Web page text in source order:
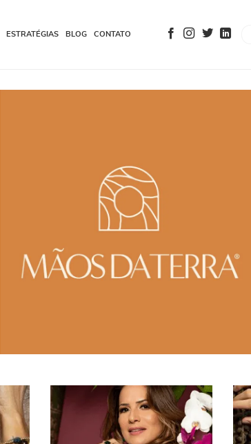
ESTRATÉGIAS BLOG CONTATO